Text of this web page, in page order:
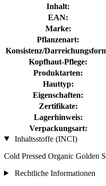
Inhalt:
EAN:
Marke:
Pflanzenart:
Konsistenz/
Kopfhaut-Pflege:
Produktarten:
Hauttyp:
Eigenschaften:
Zertifikate:
Lagerhinweis:
Verpackungsart:
Inhaltsstoffe (INCI)
Cold Pressed Organic Golden
Rechtliche Informationen